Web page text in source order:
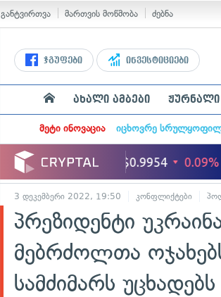
განტვირთვა მართვის მოწმობა ძებნა
ჯგუფები ინვესტიციები
ახალი ამბები ჟურნალი
მეტი ინოვაცია იცხოვრე
3 დეკემბერი 2022, 19:50 კონფლიქტები
პრეზიდენტი
მებრძოლთა
სამძიმარს უცხადებს